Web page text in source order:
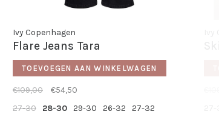
Ivy Copenhagen
Flare Jeans Tara
TOEVOEGEN AAN WINKELWAGEN
€109,00
€54,50
27-30
28-30 29-30 26-32
27-32